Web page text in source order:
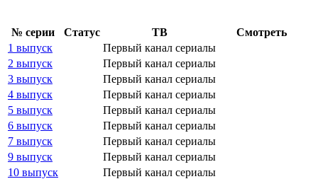
№ се­рии Ста­тус ТВ
Смот­реть
1 выпуск
Первый канал сериалы
2 выпуск
Первый канал сериалы
3 выпуск
Первый канал сериалы
4 выпуск
Первый канал сериалы
5 выпуск
Первый канал сериалы
6 выпуск
Первый канал сериалы
7 выпуск
Первый канал сериалы
9 выпуск
Первый канал сериалы
10 выпуск
Первый канал сериалы